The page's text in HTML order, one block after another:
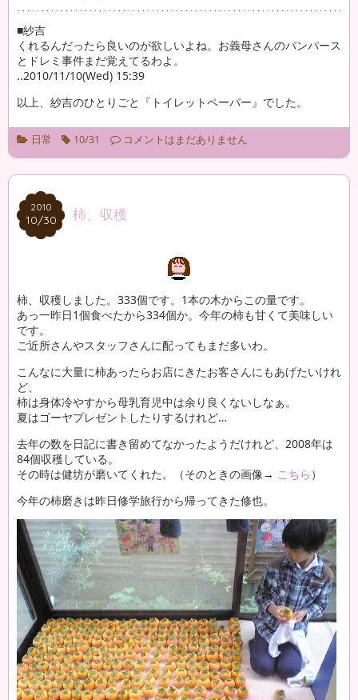
■紗吉
くれるんだったら良いのが欲しいよね。お義母さんのパンパース
とドレミ事件まだ覚えてるわよ。
..2010/11/10(Wed) 15:39
以上、紗吉のひとりごと『トイレットペーパー』でした。
日常 10/31 コメントはまだありません
2010
10/30
2010
10/30 柿、収穫
柿、収穫しました。333個です。1本の木からこの量です。
あっ一昨日1個食べたから334個か。今年の柿も甘くて美味しい
です。
ご近所さんやスタッフさんに配ってもまだ多いわ。
こんなに大量に柿あったらお店にきたお客さんにもあげたいけれ
ど、
柿は身体冷やすから母乳育児中は余り良くないしなぁ。
夏はゴーヤプレゼントしたりするけれど…
去年の数を日記に書き留めてなかったようだけれど、2008年は
84個収穫している。
その時は健坊が磨いてくれた。（そのときの画像→ こちら ）
今年の柿磨きは昨日修学旅行から帰ってきた修也。